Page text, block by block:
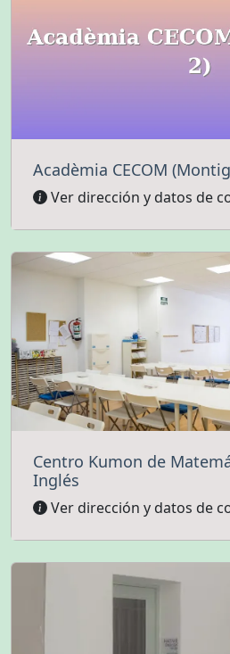
Acadèmia CECOM
Ver dirección y datos de
Centro Kumon de
Inglés
Ver dirección y datos de